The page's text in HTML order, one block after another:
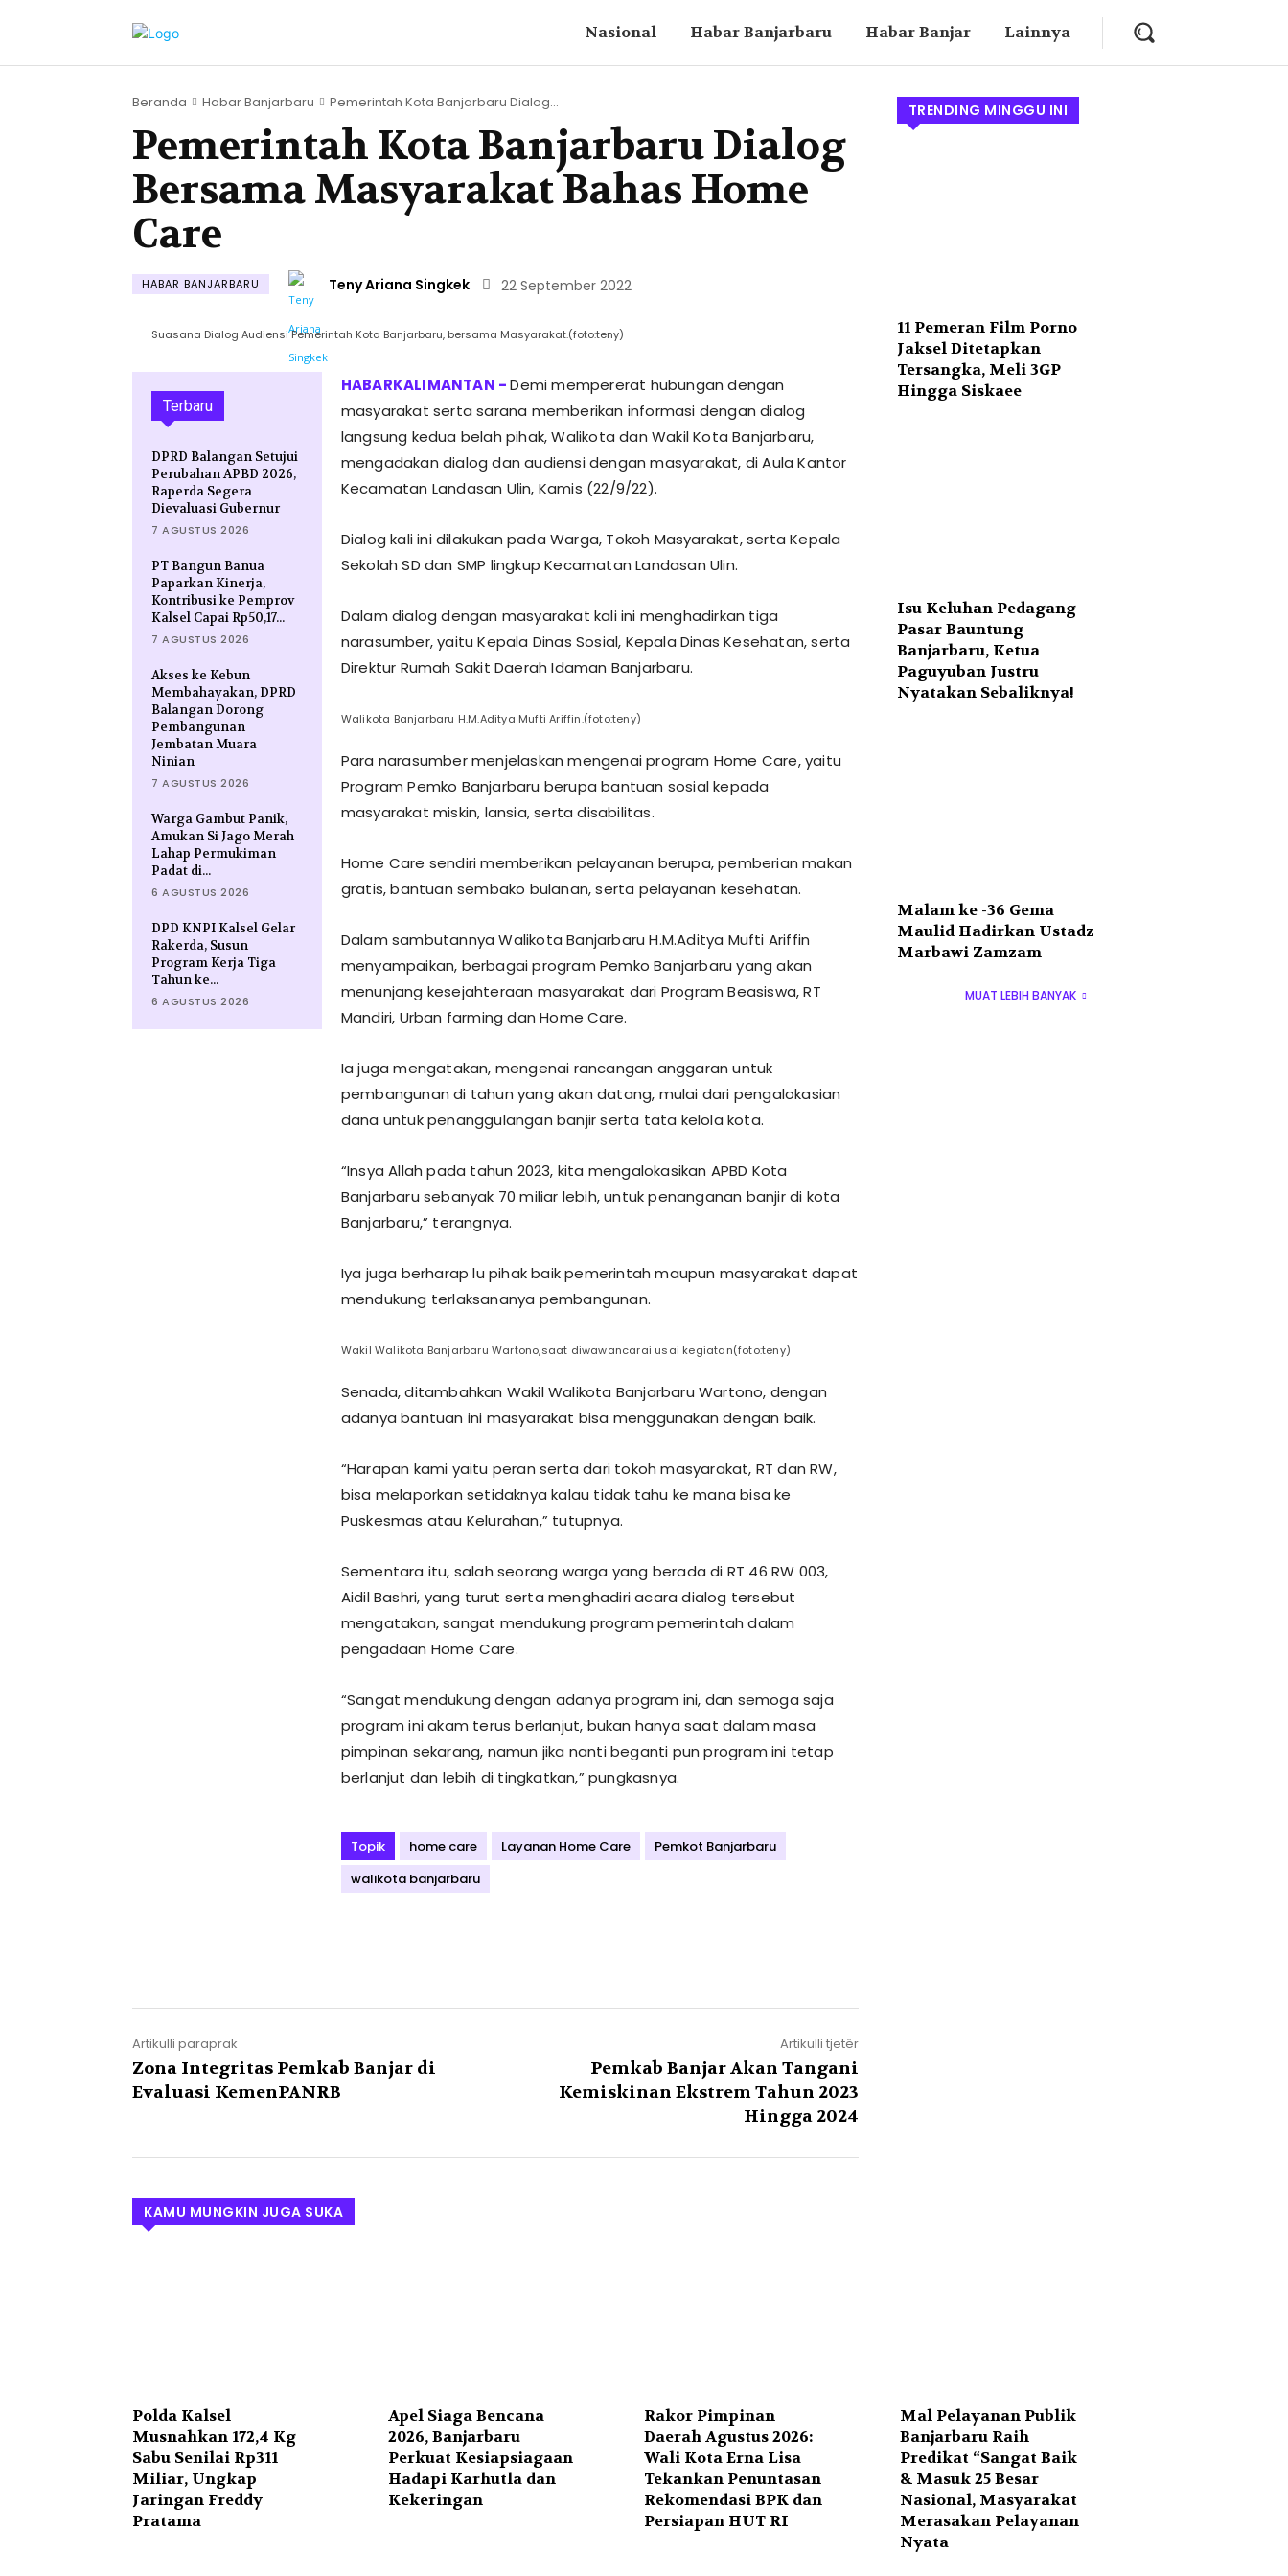
Nasional Habar Banjarbaru Habar Banjar Lainnya
Beranda Habar Banjarbaru Pemerintah Kota Banjarbaru Dialog...
Pemerintah Kota Banjarbaru Dialog
Bersama Masyarakat Bahas Home
Care
HABAR BANJARBARU Teny Ariana Singkek 22 September 2022
Suasana Dialog Audiensi Pemerintah Kota Banjarbaru, bersama Masyarakat.(foto:teny)
Terbaru
DPRD Balangan Setujui
Perubahan APBD 2026,
Raperda Segera
Dievaluasi Gubernur
7 AGUSTUS 2026
PT Bangun Banua
Paparkan Kinerja,
Kontribusi ke Pemprov
Kalsel Capai Rp50,17...
7 AGUSTUS 2026
Akses ke Kebun
Membahayakan, DPRD
Balangan Dorong
Pembangunan
Jembatan Muara
Ninian
7 AGUSTUS 2026
Warga Gambut Panik,
Amukan Si Jago Merah
Lahap Permukiman
Padat di...
6 AGUSTUS 2026
DPD KNPI Kalsel Gelar
Rakerda, Susun
Program Kerja Tiga
Tahun ke...
6 AGUSTUS 2026
Demi mempererat hubungan dengan
masyarakat serta sarana memberikan informasi dengan dialog
langsung kedua belah pihak, Walikota dan Wakil Kota Banjarbaru,
mengadakan dialog dan audiensi dengan masyarakat, di Aula Kantor
Kecamatan Landasan Ulin, Kamis (22/9/22).
Dialog kali ini dilakukan pada Warga, Tokoh Masyarakat, serta Kepala
Sekolah SD dan SMP lingkup Kecamatan Landasan Ulin.
Dalam dialog dengan masyarakat kali ini menghadirkan tiga
narasumber, yaitu Kepala Dinas Sosial, Kepala Dinas Kesehatan, serta
Direktur Rumah Sakit Daerah Idaman Banjarbaru.
Walikota Banjarbaru H.M.Aditya Mufti Ariffin.(foto:teny)
Para narasumber menjelaskan mengenai program Home Care, yaitu
Program Pemko Banjarbaru berupa bantuan sosial kepada
masyarakat miskin, lansia, serta disabilitas.
Home Care sendiri memberikan pelayanan berupa, pemberian makan
gratis, bantuan sembako bulanan, serta pelayanan kesehatan.
Dalam sambutannya Walikota Banjarbaru H.M.Aditya Mufti Ariffin
menyampaikan, berbagai program Pemko Banjarbaru yang akan
menunjang kesejahteraan masyarakat dari Program Beasiswa, RT
Mandiri, Urban farming dan Home Care.
Ia juga mengatakan, mengenai rancangan anggaran untuk
pembangunan di tahun yang akan datang, mulai dari pengalokasian
dana untuk penanggulangan banjir serta tata kelola kota.
“Insya Allah pada tahun 2023, kita mengalokasikan APBD Kota
Banjarbaru sebanyak 70 miliar lebih, untuk penanganan banjir di kota
Banjarbaru,” terangnya.
Iya juga berharap lu pihak baik pemerintah maupun masyarakat dapat
mendukung terlaksananya pembangunan.
Wakil Walikota Banjarbaru Wartono,saat diwawancarai usai kegiatan(foto:teny)
Senada, ditambahkan Wakil Walikota Banjarbaru Wartono, dengan
adanya bantuan ini masyarakat bisa menggunakan dengan baik.
“Harapan kami yaitu peran serta dari tokoh masyarakat, RT dan RW,
bisa melaporkan setidaknya kalau tidak tahu ke mana bisa ke
Puskesmas atau Kelurahan,” tutupnya.
Sementara itu, salah seorang warga yang berada di RT 46 RW 003,
Aidil Bashri, yang turut serta menghadiri acara dialog tersebut
mengatakan, sangat mendukung program pemerintah dalam
pengadaan Home Care.
“Sangat mendukung dengan adanya program ini, dan semoga saja
program ini akam terus berlanjut, bukan hanya saat dalam masa
pimpinan sekarang, namun jika nanti beganti pun program ini tetap
berlanjut dan lebih di tingkatkan,” pungkasnya.
Topik home care Layanan Home Care
Pemkot Banjarbaru
walikota banjarbaru
Artikulli paraprak
Zona Integritas Pemkab Banjar di
Evaluasi KemenPANRB
Artikulli tjetër
Pemkab Banjar Akan Tangani
Kemiskinan Ekstrem Tahun 2023
Hingga 2024
TRENDING MINGGU INI
11 Pemeran Film Porno
Jaksel Ditetapkan
Tersangka, Meli 3GP
Hingga Siskaee
Isu Keluhan Pedagang
Pasar Bauntung
Banjarbaru, Ketua
Paguyuban Justru
Nyatakan Sebaliknya!
Malam ke -36 Gema
Maulid Hadirkan Ustadz
Marbawi Zamzam
MUAT LEBIH BANYAK
KAMU MUNGKIN JUGA SUKA
Polda Kalsel
Musnahkan 172,4 Kg
Sabu Senilai Rp311
Miliar, Ungkap
Jaringan Freddy
Pratama
Apel Siaga Bencana
2026, Banjarbaru
Perkuat Kesiapsiagaan
Hadapi Karhutla dan
Kekeringan
Rakor Pimpinan
Daerah Agustus 2026:
Wali Kota Erna Lisa
Tekankan Penuntasan
Rekomendasi BPK dan
Persiapan HUT RI
Mal Pelayanan Publik
Banjarbaru Raih
Predikat “Sangat Baik
& Masuk 25 Besar
Nasional, Masyarakat
Merasakan Pelayanan
Nyata